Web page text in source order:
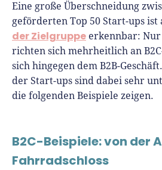
Eine große Überschneidung
geförderten Top 50 Start-ups ist
der Zielgruppe erkennbar:
richten sich mehrheitlich an
sich hingegen dem B2B-
der Start-ups sind dabei sehr
die folgenden Beispiele zeigen.
B2C-Beispiele: von der
Fahrradschloss